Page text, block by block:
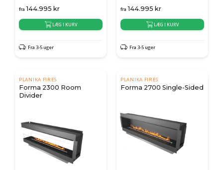
fra 144.995 kr
LÆG I KURV
Fra 3-5 uger
fra 144.995 kr
LÆG I KURV
Fra 3-5 uger
PLANIKA FIRES
Forma 2300 Room
Divider
PLANIKA FIRES
Forma 2700 Single-Sided